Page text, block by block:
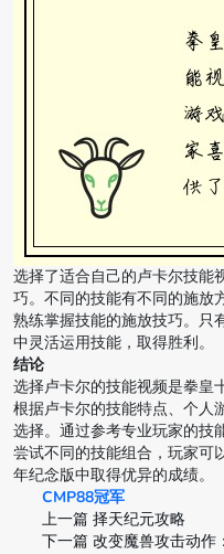
选择了适合自己的卢卡尔技能
巧。不同的技能有不同的施放
熟练掌握技能的施放技巧。只
中灵活运用技能，取得胜利。
结论
选择卢卡尔的技能视频是拳皇
根据卢卡尔的技能特点、个人
选择。通过参考专业玩家的技
尝试不同的技能组合，玩家可
年纪念版中取得优异的成绩。
CMP88冠军
上一篇 择天纪元攻略
下一篇 改变魔兽攻击动作